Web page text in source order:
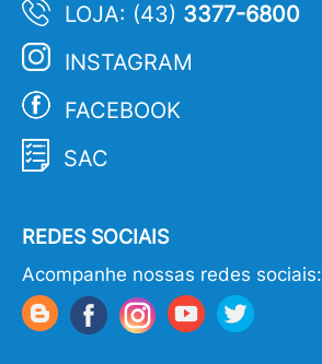
LOJA: (43) 3377-6800
INSTAGRAM
FACEBOOK
SAC
REDES SOCIAIS
Acompanhe nossas redes sociais: